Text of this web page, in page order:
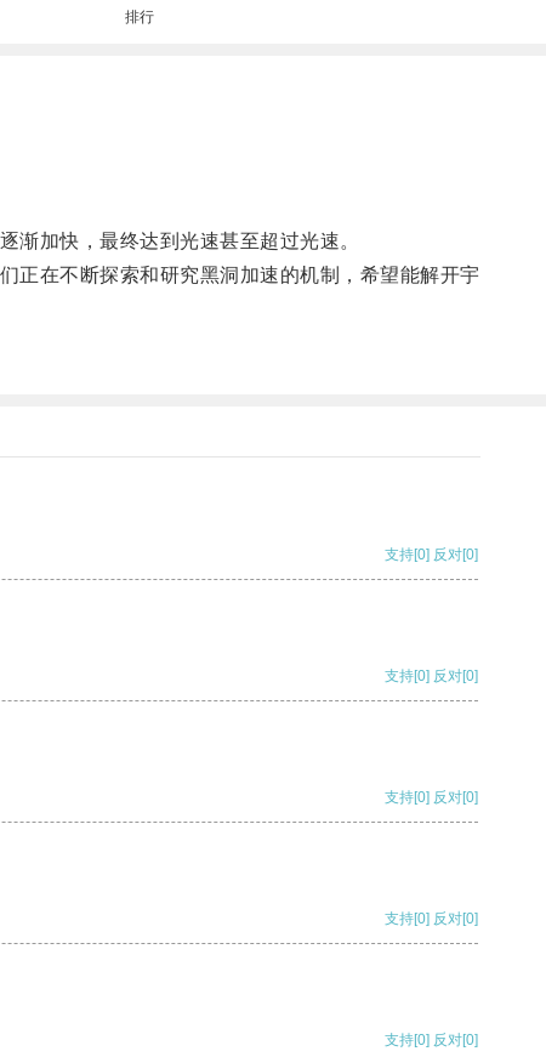
排行
加快，最终达到光速甚至超过光速。
在不断探索和研究黑洞加速的机制，希望能解开宇
支持[0] 反对[0]
支持[0] 反对[0]
支持[0] 反对[0]
支持[0] 反对[0]
支持[0] 反对[0]